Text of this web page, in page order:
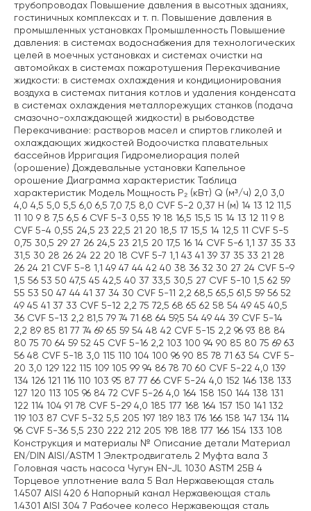
трубопроводах Повышение давления в высотных зданиях,
гостиничных комплексах и т. п. Повышение давления в
промышленных установках Промышленность Повышение
давления: в системах водоснабжения для технологических
целей в моечных установках и системах очистки на
автомойках в системах пожаротушения Перекачивание
жидкости: в системах охлаждения и кондиционирования
воздуха в системах питания котлов и удаления конденсата
в системах охлаждения металлорежущих станков (подача
смазочно-охлаждающей жидкости) в рыбоводстве
Перекачивание: растворов масел и спиртов гликолей и
охлаждающих жидкостей Водоочистка плавательных
бассейнов Ирригация Гидромелиорация полей
(орошение) Дождевальные установки Капельное
орошение Диаграмма характеристик Таблица
характеристик Модель Мощность P₂ (кВт) Q (м³/ч) 2,0 3,0
4,0 4,5 5,0 5,5 6,0 6,5 7,0 7,5 8,0 CVF 5-2 0,37 H (м) 14 13 12 11,5
11 10 9 8 7,5 6,5 6 CVF 5-3 0,55 19 18 16,5 15,5 15 14 13 12 11 9 8
CVF 5-4 0,55 24,5 23 22,5 21 20 18,5 17 15,5 14 12,5 11 CVF 5-5
0,75 30,5 29 27 26 24,5 23 21,5 20 17,5 16 14 CVF 5-6 1,1 37 35 33
31,5 30 28 26 24 22 20 18 CVF 5-7 1,1 43 41 39 37 35 33 21 28
26 24 21 CVF 5-8 1,1 49 47 44 42 40 38 36 32 30 27 24 CVF 5-9
1,5 56 53 50 47,5 45 42,5 40 37 33,5 30,5 27 CVF 5-10 1,5 62 59
55 53 50 47 44 41 37 34 30 CVF 5-11 2,2 68,5 65,5 61,5 59 56 52
49 45 41 37 33 CVF 5-12 2,2 75 72,5 68 65 62 58 54 49 45 40,5
36 CVF 5-13 2,2 81,5 79 74 71 68 64 59,5 54 49 44 39 CVF 5-14
2,2 89 85 81 77 74 69 65 59 54 48 42 CVF 5-15 2,2 96 93 88 84
80 75 70 64 59 52 45 CVF 5-16 2,2 103 100 94 90 85 80 75 69 63
56 48 CVF 5-18 3,0 115 110 104 100 96 90 85 78 71 63 54 CVF 5-
20 3,0 129 122 115 109 105 99 94 86 78 70 60 CVF 5-22 4,0 139
134 126 121 116 110 103 95 87 77 66 CVF 5-24 4,0 152 146 138 133
127 120 113 105 96 84 72 CVF 5-26 4,0 164 158 150 144 138 131
122 114 104 91 78 CVF 5-29 4,0 185 177 168 164 157 150 141 132
119 103 87 CVF 5-32 5,5 205 197 189 183 176 166 158 147 134 114
96 CVF 5-36 5,5 230 222 212 205 198 188 177 166 154 133 108
Конструкция и материалы № Описание детали Материал
EN/DIN AISI/ASTM 1 Электродвигатель 2 Муфта вала 3
Головная часть насоса Чугун EN-JL 1030 ASTM 25B 4
Торцевое уплотнение вала 5 Вал Нержавеющая сталь
1.4507 AISI 420 6 Напорный канал Нержавеющая сталь
1.4301 AISI 304 7 Рабочее колесо Нержавеющая сталь